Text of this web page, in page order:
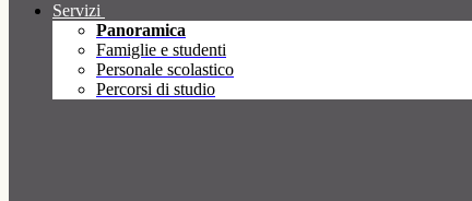
Servizi
Panoramica
Famiglie e studenti
Personale scolastico
Percorsi di studio